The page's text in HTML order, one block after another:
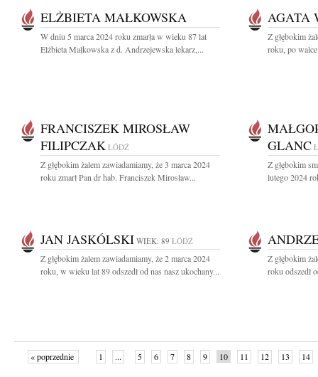
ELŻBIETA MAŁKOWSKA
W dniu 5 marca 2024 roku zmarła w wieku 87 lat
Elżbieta Małkowska z d. Andrzejewska lekarz,...
AGATA
Z głębokim
roku, po walce
FRANCISZEK MIROSŁAW
FILIPCZAK ŁÓDŹ
Z głębokim żalem zawiadamiamy, że 3 marca 2024
roku zmarł Pan dr hab. Franciszek Mirosław...
GLANC
Z głębokim
lutego 2024
JAN JASKÓLSKI WIEK: 89 ŁÓDŹ
Z głębokim żalem zawiadamiamy, że 2 marca 2024
roku, w wieku lat 89 odszedł od nas nasz ukochany...
Z głębokim
roku odszedł
« poprzednie 1 ... 5 6 7 8 9 10 11 12 13 14